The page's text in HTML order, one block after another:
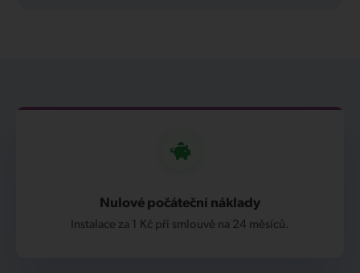
Nulové počáteční náklady
Instalace za 1 Kč při smlouvě na 24 měsíců.